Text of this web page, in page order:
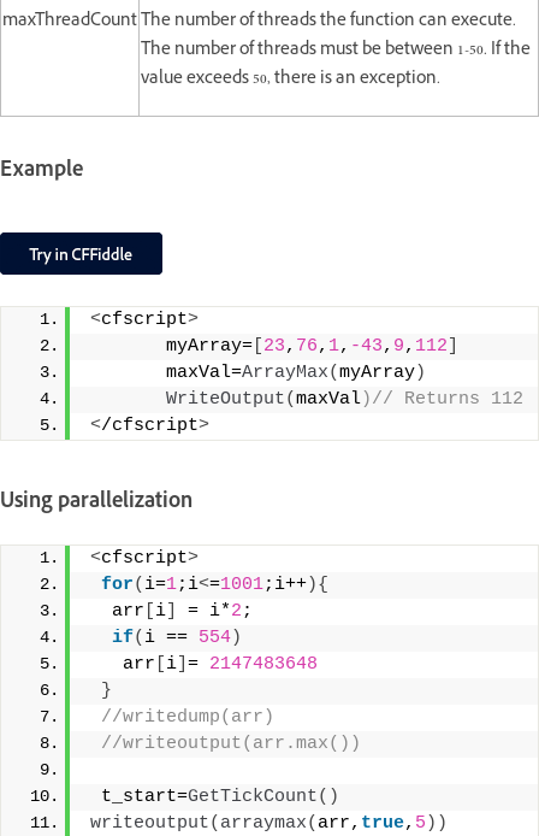
maxThreadCountThe number of threads the function can execute.
The number of threads must be between 1-50. If the
value exceeds 50, there is an exception.
Example
<cfscript>
       myArray=
23, 76, 1, -43, 9, 112
       maxVal=
ArrayMax(myArray)
WriteOutput(maxVal)// Returns 112
</cfscript>
Using parallelization
<cfscript>
for( i=1;i<=1001;i++){
  arr
i = i*2 ;
if( i == 554)
   arr
i = 2147483648
}
//writedump(arr)
//writeoutput(arr.max())
t_start=GetTickCount()
writeoutput( arraymax( arr, true, 5 ))